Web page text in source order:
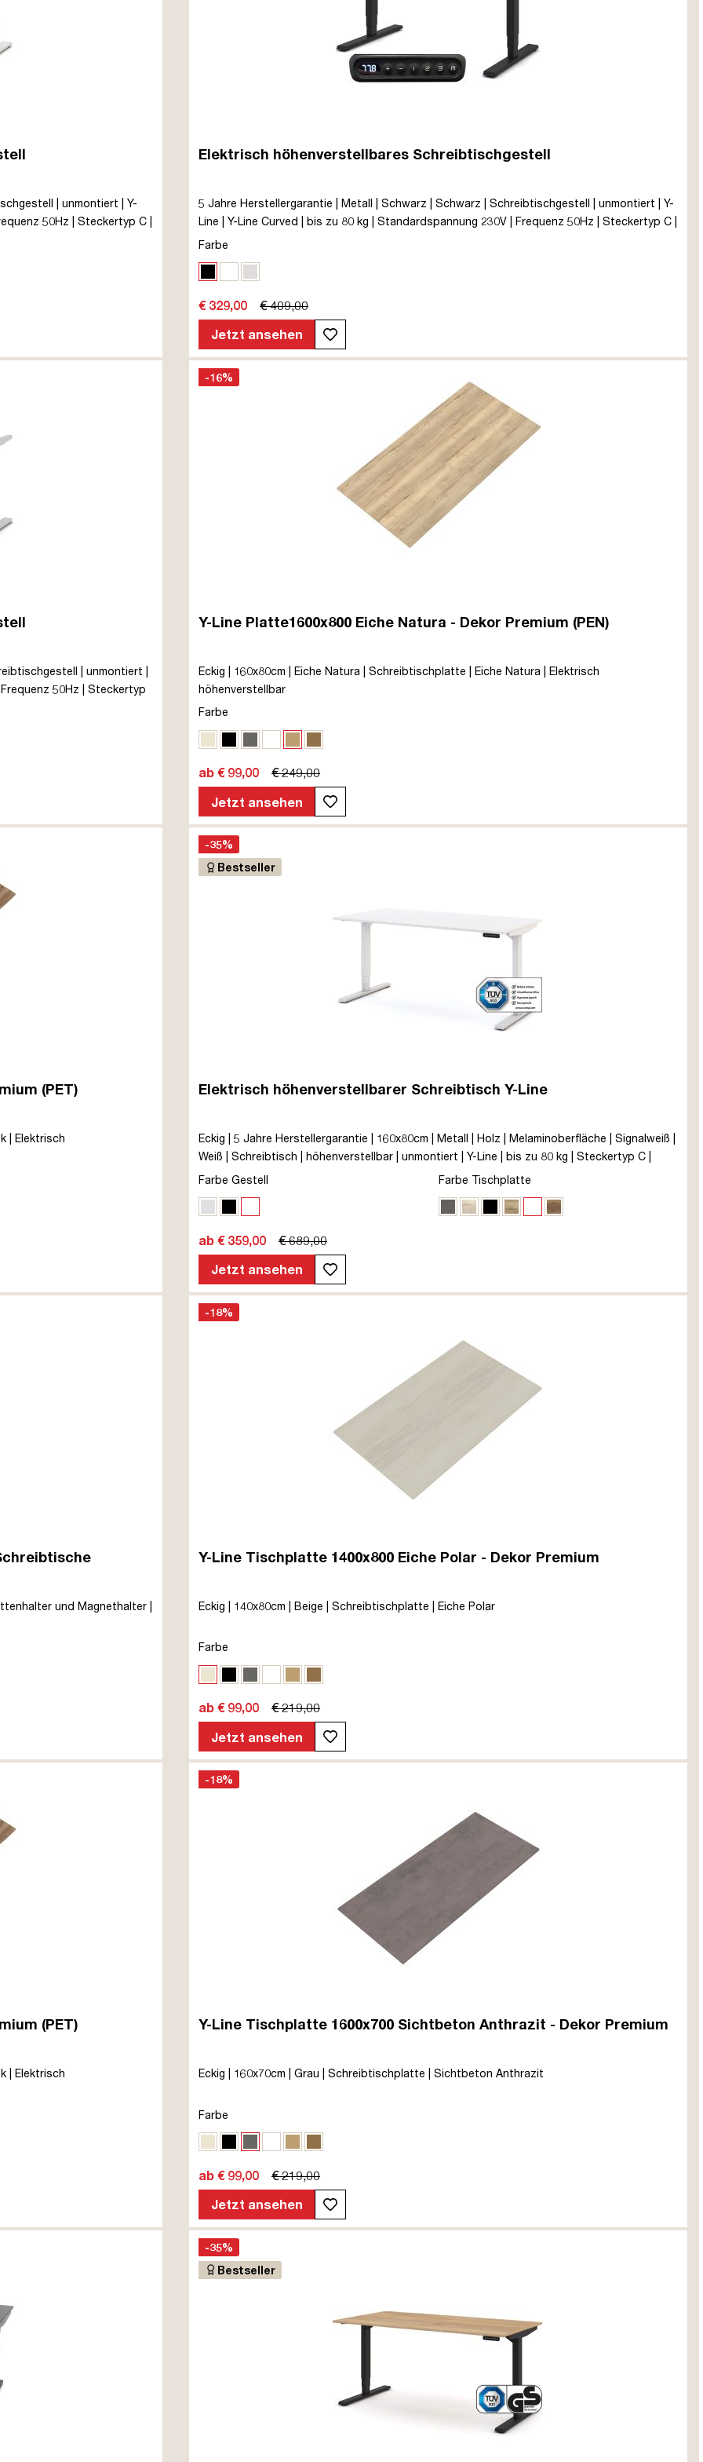
| unmontiert | Y-
50Hz | Steckertyp C |
Elektrisch höhenverstellbares Schreibtischgestell
5 Jahre Herstellergarantie | Metall | Schwarz | Schwarz | Schreibtischgestell | unmontiert | Y-
Line | Y-Line Curved | bis zu 80 kg | Standardspannung 230V | Frequenz 50Hz | Steckertyp C |
Elektrisch höhenverstellbar | Teleskopierbar 120-180cm
Farbe
€ 329,00
€ 409,00
Jetzt ansehen
| unmontiert |
50Hz | Steckertyp
-16%
Y-Line Platte1600x800 Eiche Natura - Dekor Premium (PEN)
Eckig | 160x80cm | Eiche Natura | Schreibtischplatte | Eiche Natura | Elektrisch
höhenverstellbar
Farbe
ab € 99,00
€ 249,00
Jetzt ansehen
(PET)
| Elektrisch
-35%
Bestseller
Elektrisch höhenverstellbarer Schreibtisch Y-Line
Eckig | 5 Jahre Herstellergarantie | 160x80cm | Metall | Holz | Melaminoberfläche | Signalweiß |
Weiß | Schreibtisch | höhenverstellbar | unmontiert | Y-Line | bis zu 80 kg | Steckertyp C |
Signalweiß | TÜV© mobiles Arbeiten | Kollisions-Schutz | Elektrisch höhenverstellbar |
Farbe Gestell Farbe Tischplatte
Sichtbeton Anthrazit
Eiche Polar
Schwarz
Eiche Natura
Signalweiß
Eiche Tabak
ab € 359,00
€ 689,00
Jetzt ansehen
und Magnethalter |
-18%
Y-Line Tischplatte 1400x800 Eiche Polar - Dekor Premium
Eckig | 140x80cm | Beige | Schreibtischplatte | Eiche Polar
Farbe
ab € 99,00
€ 219,00
Jetzt ansehen
(PET)
| Elektrisch
-18%
Y-Line Tischplatte 1600x700 Sichtbeton Anthrazit - Dekor Premium
Eckig | 160x70cm | Grau | Schreibtischplatte | Sichtbeton Anthrazit
Farbe
ab € 99,00
€ 219,00
Jetzt ansehen
-35%
Bestseller